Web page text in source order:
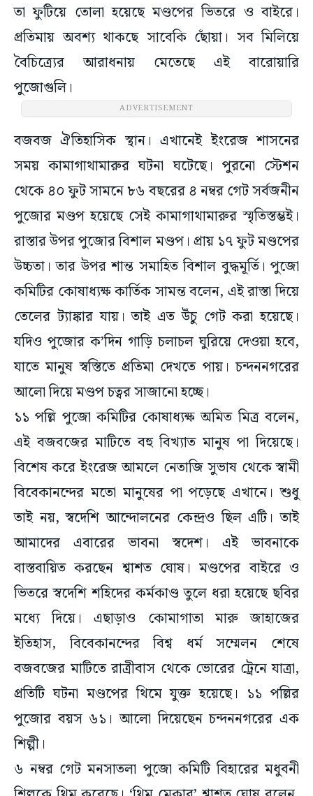
তা ফুটিয়ে তোলা হয়েছে মণ্ডপের ভিতরে ও বাইরে।
প্রতিমায় অবশ্য থাকছে সাবেকি ছোঁয়া। সব মিলিয়ে
বৈচিত্র্যের আরাধনায় মেতেছে এই বারোয়ারি
পুজোগুলি।
ADVERTISEMENT
বজবজ ঐতিহাসিক স্থান। এখানেই ইংরেজ শাসনের
সময় কামাগাথামারুর ঘটনা ঘটেছে। পুরনো স্টেশন
থেকে ৪০ ফুট সামনে ৮৬ বছরের ৪ নম্বর গেট সর্বজনীন
পুজোর মণ্ডপ হয়েছে সেই কামাগাথামারুর স্মৃতিস্তম্ভই।
রাস্তার উপর পুজোর বিশাল মণ্ডপ। প্রায় ১৭ ফুট মণ্ডপের
উচ্চতা। তার উপর শান্ত সমাহিত বিশাল বুদ্ধমূর্তি। পুজো
কমিটির কোষাধ্যক্ষ কার্তিক সামন্ত বলেন, এই রাস্তা দিয়ে
তেলের ট্যাঙ্কার যায়। তাই এত উঁচু গেট করা হয়েছে।
যদিও পুজোর ক’দিন গাড়ি চলাচল ঘুরিয়ে দেওয়া হবে,
যাতে মানুষ স্বস্তিতে প্রতিমা দেখতে পায়। চন্দননগরের
আলো দিয়ে মণ্ডপ চত্বর সাজানো হচ্ছে।
১১ পল্লি পুজো কমিটির কোষাধ্যক্ষ অমিত মিত্র বলেন,
এই বজবজের মাটিতে বহু বিখ্যাত মানুষ পা দিয়েছে।
বিশেষ করে ইংরেজ আমলে নেতাজি সুভাষ থেকে স্বামী
বিবেকানন্দের মতো মানুষের পা পড়েছে এখানে। শুধু
তাই নয়, স্বদেশি আন্দোলনের কেন্দ্রও ছিল এটি। তাই
আমাদের এবারের ভাবনা স্বদেশ। এই ভাবনাকে
বাস্তবায়িত করছেন শ্বাশত ঘোষ। মণ্ডপের বাইরে ও
ভিতরে স্বদেশি শহিদের কর্মকাণ্ড তুলে ধরা হয়েছে ছবির
মধ্যে দিয়ে। এছাড়াও কোমাগাতা মারু জাহাজের
ইতিহাস, বিবেকানন্দের বিশ্ব ধর্ম সম্মেলন শেষে
বজবজের মাটিতে রাত্রীবাস থেকে ভোরের ট্রেনে যাত্রা,
প্রতিটি ঘটনা মণ্ডপের থিমে যুক্ত হয়েছে। ১১ পল্লির
পুজোর বয়স ৬১। আলো দিয়েছেন চন্দননগরের এক
শিল্পী।
৬ নম্বর গেট মনসাতলা পুজো কমিটি বিহারের মধুবনী